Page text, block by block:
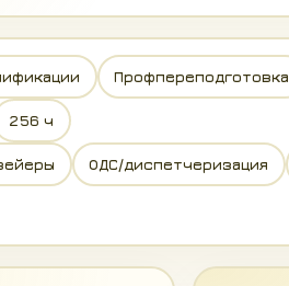
Профпереподготовка
256 ч
ОДС/диспетчеризация